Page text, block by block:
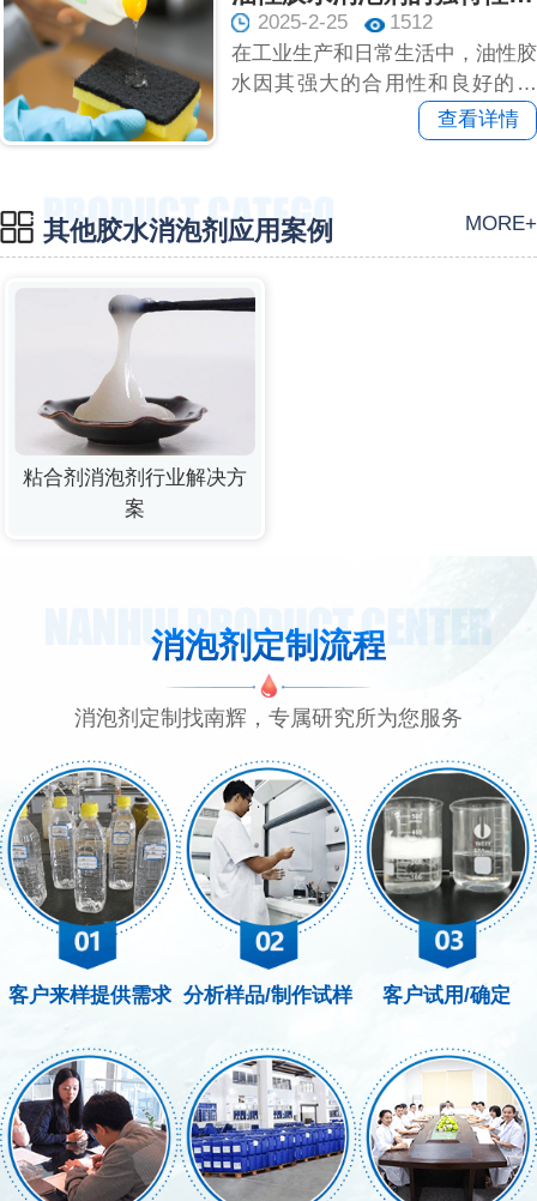
2025-2-25
1512
在工业生产和日常生活中，油性胶
水因其强大的合用性和良好的粘
性，被广泛应用于鞋底、皮革、布
查看详情
其他胶水消泡剂应用案例 MORE+
粘合剂消泡剂行业解决方
案
消泡剂定制流程
消泡剂定制找南辉，专属研究所为您服务
客户来样提供需求 分析样品/制作试样 客户试用/确定